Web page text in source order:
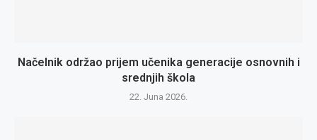
Načelnik održao prijem učenika generacije osnovnih i
srednjih škola
22. Juna 2026.